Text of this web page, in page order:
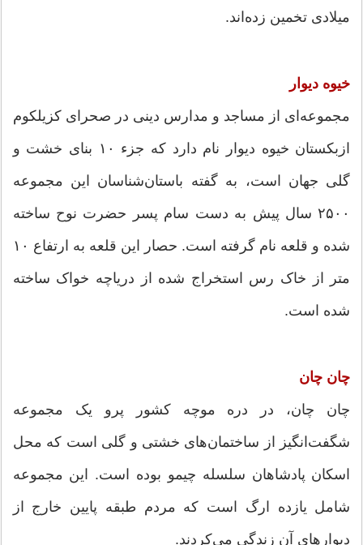
میلادی تخمین زده‌اند.
خیوه دیوار
مجموعه‌ای از مساجد و مدارس دینی در صحرای کزیلکوم
ازبکستان خیوه دیوار نام دارد که جزء ۱۰ بنای خشت و
گلی جهان است، به گفته باستان‌شناسان این مجموعه
۲۵۰۰ سال پیش به دست سام پسر حضرت نوح ساخته
شده و قلعه نام گرفته است. حصار این قلعه به ارتفاع ۱۰
متر از خاک رس استخراج شده از دریاچه خواک ساخته
شده است.
چان چان
چان چان، در دره موچه کشور پرو یک مجموعه
شگفت‌انگیز از ساختمان‌های خشتی و گلی است که محل
اسکان پادشاهان سلسله چیمو بوده است. این مجموعه
شامل یازده ارگ است که مردم طبقه پایین خارج از
دیوارهای آن زندگی می‌کردند.